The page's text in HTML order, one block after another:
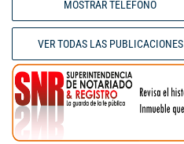
MOSTRAR TELÉFONO
VER TODAS LAS PUBLICACIONES